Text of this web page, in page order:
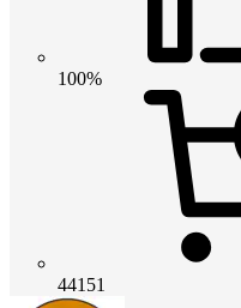
100%
44151